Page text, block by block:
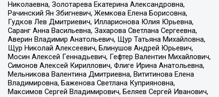
Николаевна, Золотарева Екатерина Александровна,
Рачинский Ян Збигневич, Жемкова Елена Борисовна,
Гудков Лев Дмитриевич, Илларионова Юлия Юрьевна,
Саранг Анна Васильевна, Захарова Светлана Сергеевна,
Аверин Владимир Анатольевич, Щур Татьяна Михайловна,
Щур Николай Алексеевич, Блинушов Андрей Юрьевич,
Мосин Алексей Геннадьевич, Гефтер Валентин Михайлович,
Симонов Алексей Кириллович, Флиге Ирина Анатольевна,
Мельникова Валентина Дмитриевна, Вититинова Елена
Владимировна, Баженова Светлана Куприяновна,
Максимов Сергей Владимирович, Беляев Сергей Иванович,